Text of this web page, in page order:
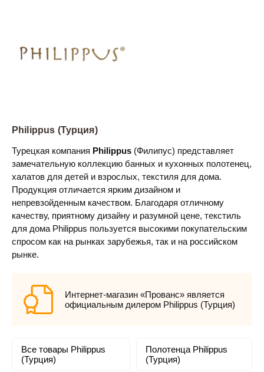
Philippus (Турция)
Турецкая компания Philippus (Филипус) представляет
замечательную коллекцию банных и кухонных полотенец,
халатов для детей и взрослых, текстиля для дома.
Продукция отличается ярким дизайном и
непревзойденным качеством. Благодаря отличному
качеству, приятному дизайну и разумной цене, текстиль
для дома Philippus пользуется высокими покупательским
спросом как на рынках зарубежья, так и на российском
рынке.
Интернет-магазин «Прованс» является
официальным дилером Philippus (Турция)
Все товары Philippus
(Турция)
Полотенца Philippus
(Турция)